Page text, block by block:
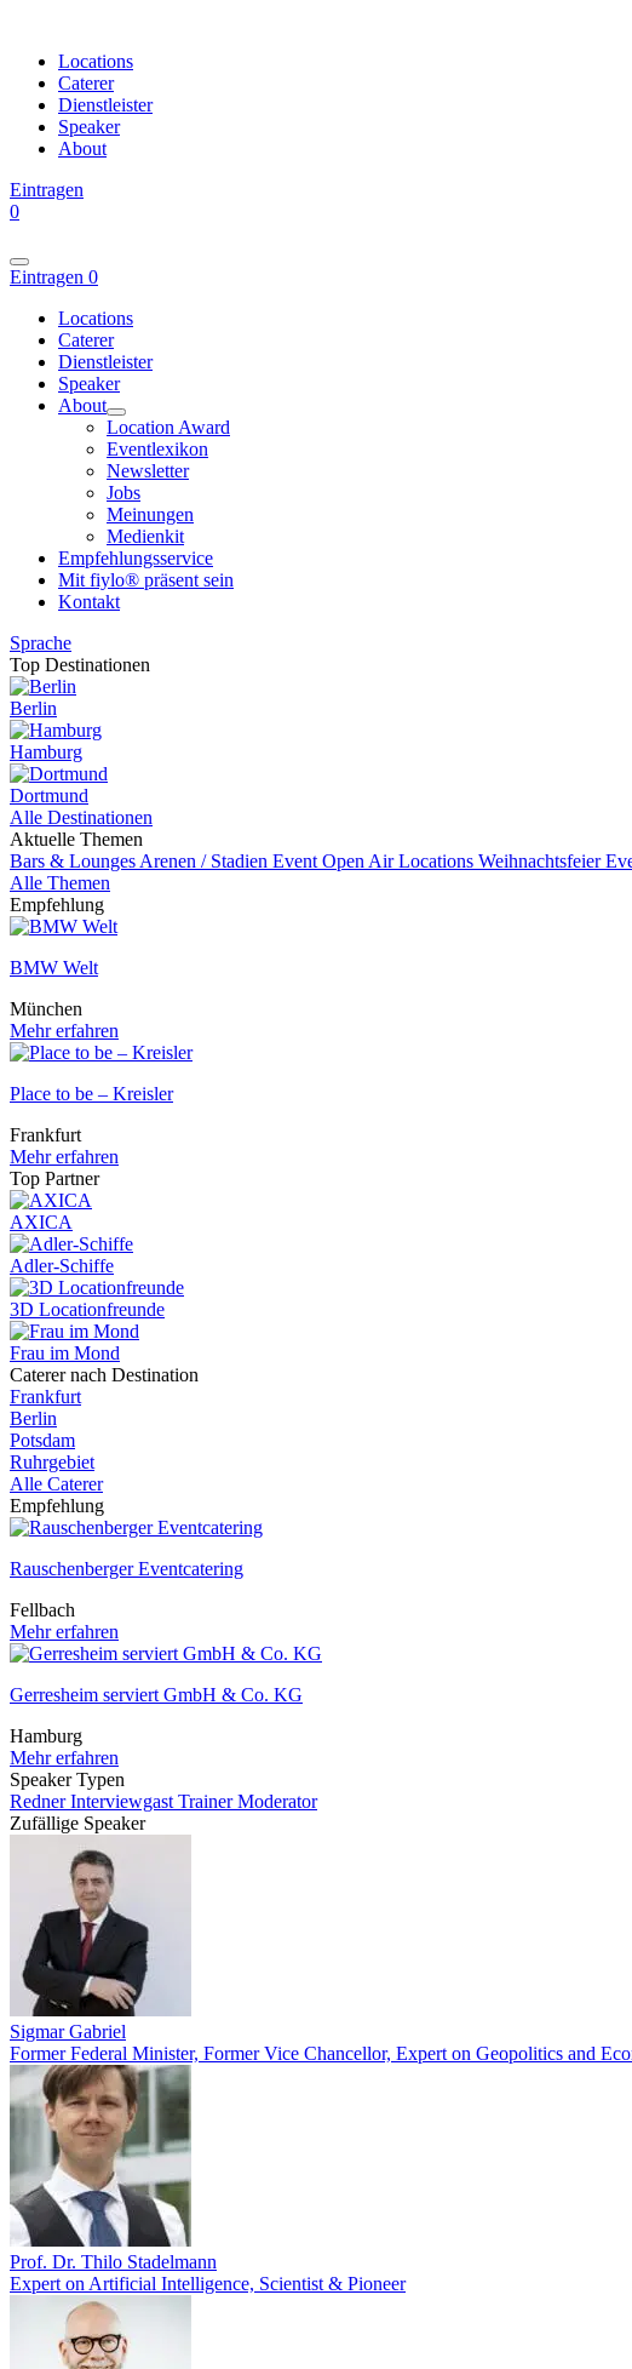
Locations
Caterer
Dienstleister
Speaker
About
Eintragen
0
Eintragen 0
Locations
Caterer
Dienstleister
Speaker
About
Location Award
Eventlexikon
Newsletter
Jobs
Meinungen
Medienkit
Empfehlungsservice
Mit fiylo® präsent sein
Kontakt
Sprache
Top Destinationen
Berlin
Hamburg
Dortmund
Alle Destinationen
Aktuelle Themen
Bars & Lounges Arenen / Stadien Event Open Air Locations Weihnachtsfeier
Alle Themen
Empfehlung
BMW Welt
München
Mehr erfahren
Place to be – Kreisler
Frankfurt
Mehr erfahren
Top Partner
AXICA
Adler-Schiffe
3D Locationfreunde
Frau im Mond
Caterer nach Destination
Frankfurt
Berlin
Potsdam
Ruhrgebiet
Alle Caterer
Empfehlung
Rauschenberger Eventcatering
Fellbach
Mehr erfahren
Gerresheim serviert GmbH & Co. KG
Hamburg
Mehr erfahren
Speaker Typen
RednerInterviewgast TrainerModerator
Zufällige Speaker
Sigmar Gabriel
Former Federal Minister, Former Vice Chancellor, Expert on Geopolitics and
Prof. Dr. Thilo Stadelmann
Expert on Artificial Intelligence, Scientist & Pioneer